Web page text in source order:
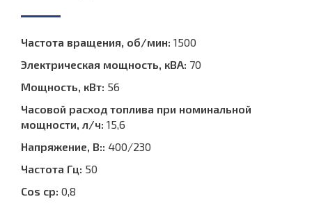
Частота вращения, об/мин: 1500
Электрическая мощность, кВА: 70
Мощность, кВт: 56
Часовой расход топлива при номинальной
мощности, л/ч: 15,6
Напряжение, В:: 400/230
Частота Гц: 50
Cos ср: 0,8